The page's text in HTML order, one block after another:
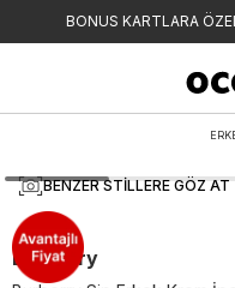
BONUS KARTLARA
BENZER STILLERE GÖZ AT
Burberry